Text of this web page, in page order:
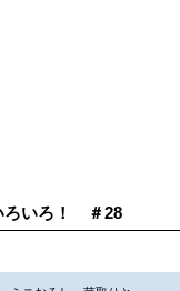
ろいろ！ ＃28